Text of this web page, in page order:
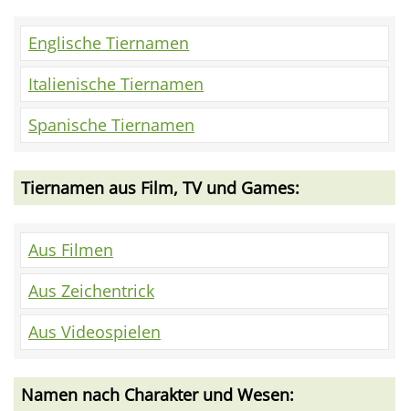
Englische Tiernamen
Italienische Tiernamen
Spanische Tiernamen
Tiernamen aus Film, TV und Games:
Aus Filmen
Aus Zeichentrick
Aus Videospielen
Namen nach Charakter und Wesen: